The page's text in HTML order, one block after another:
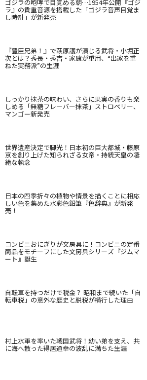
ゴジラの咆哮で目覚める朝…1954年公開『ゴジ
ラ』の貴重音源を搭載した「ゴジラ音声目覚ま
し時計」が新発売
『豊臣兄弟！』で萩原護が演じる武将・小堀正
次とは？秀長・秀吉・家康が重用、“出家を重
ねた実務派”の生涯
しっかり抹茶の味わい、さらに果実の香りも楽
しめる「無糖フレーバー抹茶」ストロベリー、
マンゴー新発売
世界遺産決定で脚光！日本初の巨大都城・藤原
京を創り上げた知られざる女帝・持統天皇の凄
絶な執念
日本の四季折々の植物や情景を描くことに相応
しい色を集めた水彩色鉛筆『色辞典』が新発
売！
コンビニおにぎりが文房具に！コンビニの定番
商品をモチーフにした文房具シリーズ『ジムマ
ート』誕生
自転車を持つだけで税金？ 昭和まで続いた「自
転車税」の意外な歴史と脱税が横行した理由
村上水軍を率いた戦国武将！幼い弟を支え、共
に海へ散った得居通幸の波乱に満ちた生涯